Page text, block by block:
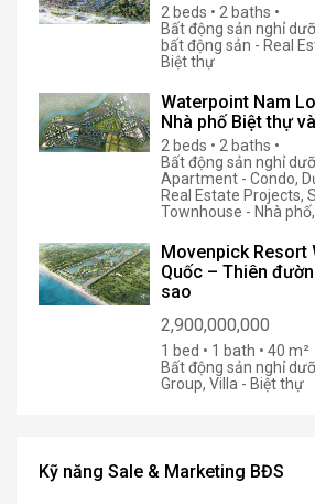
2 beds • 2 baths •
Bất động sản nghỉ
bất động sản - Real
Biệt thự
Waterpoint Nam
Nhà phố Biệt thự
2 beds • 2 baths •
Bất động sản nghỉ
Apartment - Condo,
Real Estate Projects,
Townhouse - Nhà
Movenpick Resort
Quốc – Thiên
sao
2,900,000,000
1 bed • 1 bath • 40 m²
Bất động sản nghỉ
Group, Villa - Biệt thự
Kỹ năng Sale & Marketing BĐS